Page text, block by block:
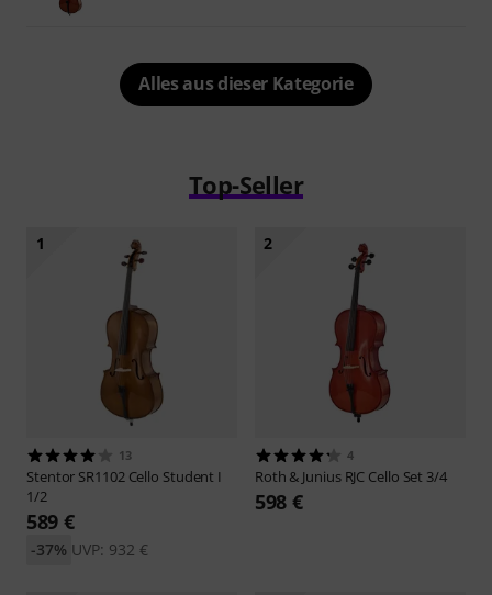
Alles aus dieser Kategorie
Top-Seller
1
13
Stentor SR1102 Cello Student I
1/2
589 €
UVP: 932 €
-37%
2
4
Roth & Junius RJC Cello Set 3/4
598 €